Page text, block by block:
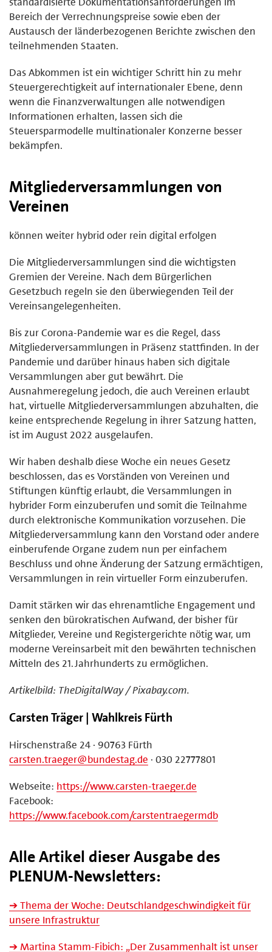
Bereich der Verrechnungspreise sowie eben der
Austausch der länderbezogenen Berichte zwischen den
teilnehmenden Staaten.
Das Abkommen ist ein wichtiger Schritt hin zu mehr
Steuergerechtigkeit auf internationaler Ebene, denn
wenn die Finanzverwaltungen alle notwendigen
Informationen erhalten, lassen sich die
Steuersparmodelle multinationaler Konzerne besser
bekämpfen.
Mitgliederversammlungen von
Vereinen
können weiter hybrid oder rein digital erfolgen
Die Mitgliederversammlungen sind die wichtigsten
Gremien der Vereine. Nach dem Bürgerlichen
Gesetzbuch regeln sie den überwiegenden Teil der
Vereinsangelegenheiten.
Bis zur Corona-Pandemie war es die Regel, dass
Mitgliederversammlungen in Präsenz stattfinden. In der
Pandemie und darüber hinaus haben sich digitale
Versammlungen aber gut bewährt. Die
Ausnahmeregelung jedoch, die auch Vereinen erlaubt
hat, virtuelle Mitgliederversammlungen abzuhalten, die
keine entsprechende Regelung in ihrer Satzung hatten,
ist im August 2022 ausgelaufen.
Wir haben deshalb diese Woche ein neues Gesetz
beschlossen, das es Vorständen von Vereinen und
Stiftungen künftig erlaubt, die Versammlungen in
hybrider Form einzuberufen und somit die Teilnahme
durch elektronische Kommunikation vorzusehen. Die
Mitgliederversammlung kann den Vorstand oder andere
einberufende Organe zudem nun per einfachem
Beschluss und ohne Änderung der Satzung ermächtigen,
Versammlungen in rein virtueller Form einzuberufen.
Damit stärken wir das ehrenamtliche Engagement und
senken den bürokratischen Aufwand, der bisher für
Mitglieder, Vereine und Registergerichte nötig war, um
moderne Vereinsarbeit mit den bewährten technischen
Mitteln des 21. Jahrhunderts zu ermöglichen.
Artikelbild: TheDigitalWay / Pixabay.com.
Carsten Träger | Wahlkreis Fürth
Hirschenstraße 24 · 90763 Fürth
carsten.traeger@bundestag.de · 030 22777801
Webseite: https://www.carsten-traeger.de
Facebook:
https://www.facebook.com/carstentraegermdb
Alle Artikel dieser Ausgabe des
PLENUM-Newsletters:
➔ Thema der Woche: Deutschlandgeschwindigkeit für
unsere Infrastruktur
➔ Martina Stamm-Fibich: „Der Zusammenhalt ist unser